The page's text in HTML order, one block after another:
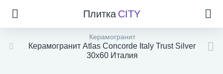
Плитка CITY
Керамогранит
Керамогранит Atlas Concorde Italy Trust Silver
30x60 Италия